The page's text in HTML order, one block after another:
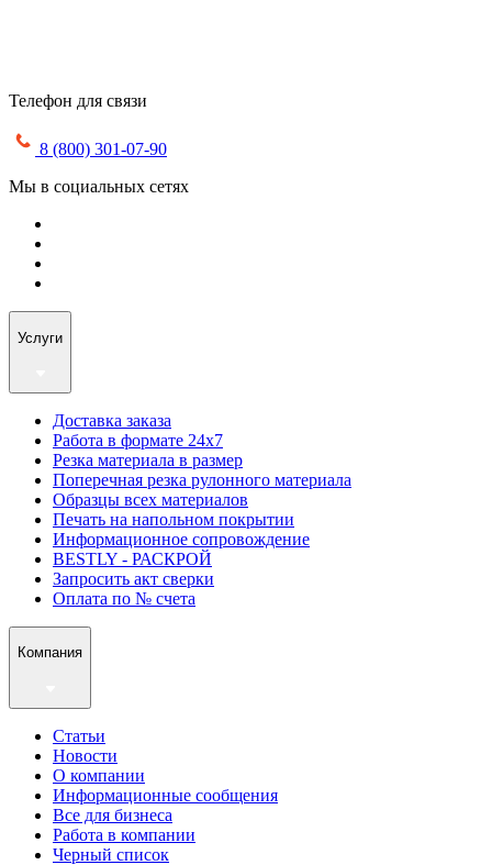
Телефон для связи
8 (800) 301-07-90
Мы в социальных сетях
Услуги
Доставка заказа
Работа в формате 24х7
Резка материала в размер
Поперечная резка рулонного материала
Образцы всех материалов
Печать на напольном покрытии
Информационное сопровождение
BESTLY - РАСКРОЙ
Запросить акт сверки
Оплата по № счета
Компания
Статьи
Новости
О компании
Информационные сообщения
Все для бизнеса
Работа в компании
Черный список